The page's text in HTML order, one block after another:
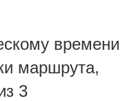
времени
маршрута,
3